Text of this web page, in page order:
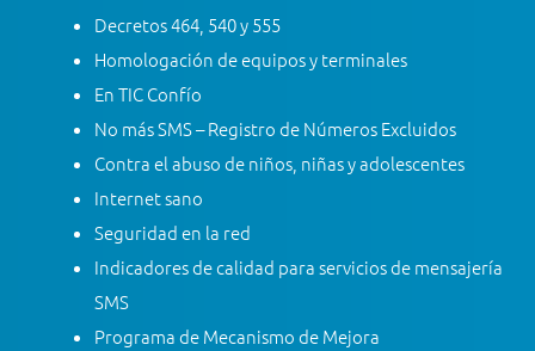
Decretos 464, 540 y 555
Homologación de equipos y terminales
En TIC Confío
No más SMS – Registro de Números Excluidos
Contra el abuso de niños, niñas y adolescentes
Internet sano
Seguridad en la red
Indicadores de calidad para servicios de mensajería
SMS
Programa de Mecanismo de Mejora